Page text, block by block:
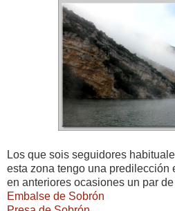
Los que sois seguidores
esta zona tengo una predilección
en anteriores ocasiones un par
Embalse de Sobrón